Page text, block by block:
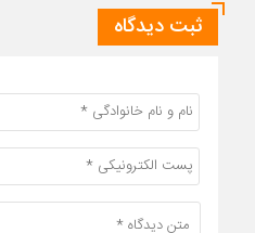
ثبت دیدگاه